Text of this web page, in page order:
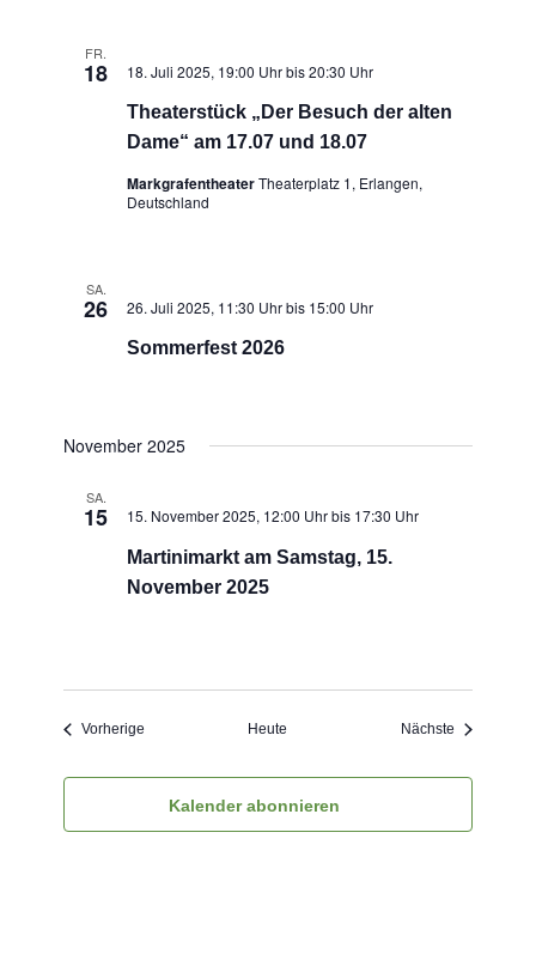
FR.
18 18. Juli 2025, 19:00 Uhrbis20:30 Uhr
Theaterstück „Der Besuch der alten
Dame“ am 17.07 und 18.07
MarkgrafentheaterTheaterplatz 1, Erlangen,
Deutschland
SA.
26 26. Juli 2025, 11:30 Uhrbis 15:00 Uhr
Sommerfest 2026
November 2025
SA.
15 15. November 2025, 12:00 Uhrbis 17:30 Uhr
Martinimarkt am Samstag, 15.
November 2025
Vorherige VeranstaltungenHeute Nächste
Kalender abonnieren